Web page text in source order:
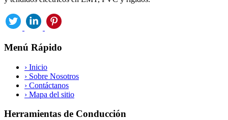
Menú Rápido
› Inicio
› Sobre Nosotros
› Contáctanos
› Mapa del sitio
Herramientas de Conducción